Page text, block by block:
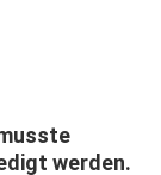
werden.